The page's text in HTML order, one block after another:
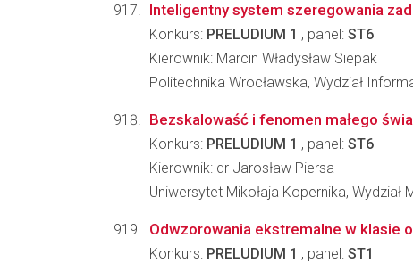
Inteligentny system szeregowania
Konkurs: PRELUDIUM 1 , panel: ST6
Kierownik: Marcin Władysław Siepak
Politechnika Wrocławska, Wydział
Bezskalowaść i fenomen małego
Konkurs: PRELUDIUM 1 , panel: ST6
Kierownik: dr Jarosław Piersa
Uniwersytet Mikołaja Kopernika,
Odwzorowania ekstremalne w klasie
Konkurs: PRELUDIUM 1 , panel: ST1